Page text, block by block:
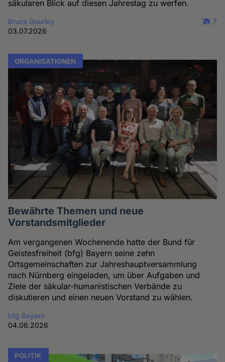
säkularen Blick auf diesen Jahrestag zu werfen.
Bruce Gourley
03.07.2026
7
ORGANISATIONEN
Bewährte Themen und neue
Vorstandsmitglieder
Am vergangenen Wochenende hatte der Bund für
Geistesfreiheit (bfg) Bayern seine zehn
Ortsgemeinschaften zur Jahreshauptversammlung
nach Nürnberg eingeladen, um über Aufgaben und
Ziele der säkular-humanistischen Verbände zu
diskutieren und einen neuen Vorstand zu wählen.
bfg Bayern
04.06.2026
POLITIK